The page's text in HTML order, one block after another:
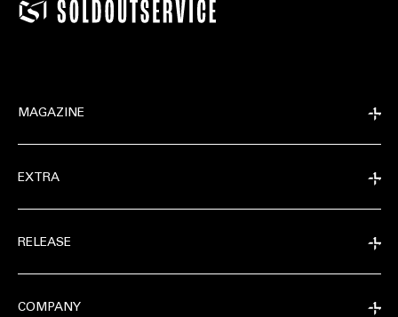
MAGAZINE
EXTRA
RELEASE
COMPANY